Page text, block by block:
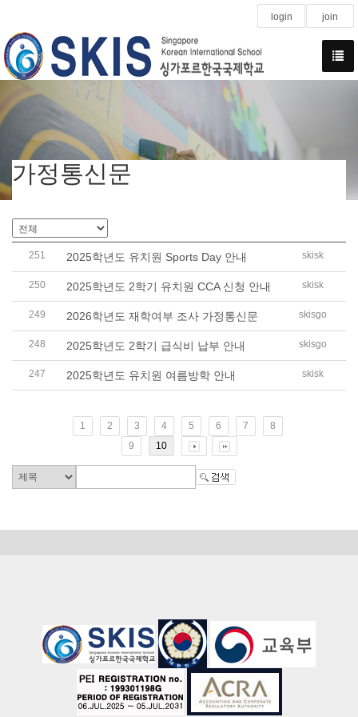
login join
가정통신문
251 2025학년도 유치원 Sports Day 안내 skisk
250 2025학년도 2학기 유치원 CCA 신청 안내 skisk
249 2026학년도 재학여부 조사 가정통신문 skisgo
248 2025학년도 2학기 급식비 납부 안내 skisgo
247 2025학년도 유치원 여름방학 안내 skisk
1 2 3 4 5 6 7
8
9
10